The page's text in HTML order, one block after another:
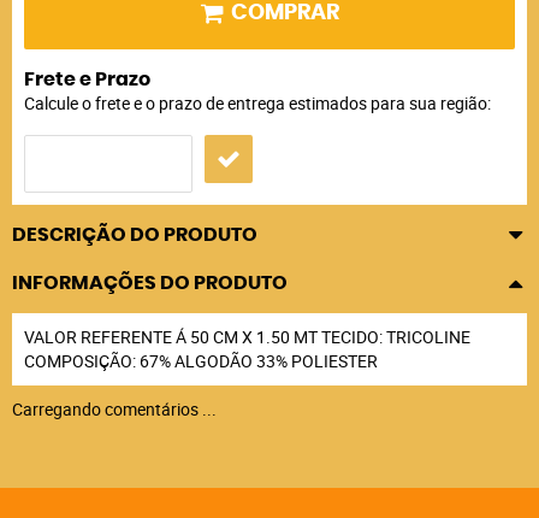
COMPRAR
Frete e Prazo
Calcule o frete e o prazo de entrega estimados para sua região:
DESCRIÇÃO DO PRODUTO
INFORMAÇÕES DO PRODUTO
VALOR REFERENTE Á 50 CM X 1.50 MT TECIDO: TRICOLINE
COMPOSIÇÃO: 67% ALGODÃO 33% POLIESTER
Carregando comentários ...